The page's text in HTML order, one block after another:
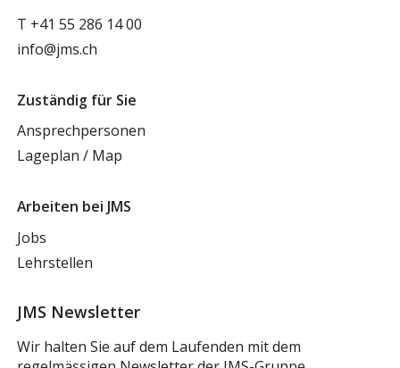
T +41 55 286 14 00
info@jms.ch
Zuständig für Sie
Ansprechpersonen
Lageplan / Map
Arbeiten bei JMS
Jobs
Lehrstellen
JMS Newsletter
Wir halten Sie auf dem Laufenden mit dem